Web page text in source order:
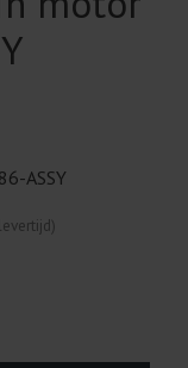
ASSY